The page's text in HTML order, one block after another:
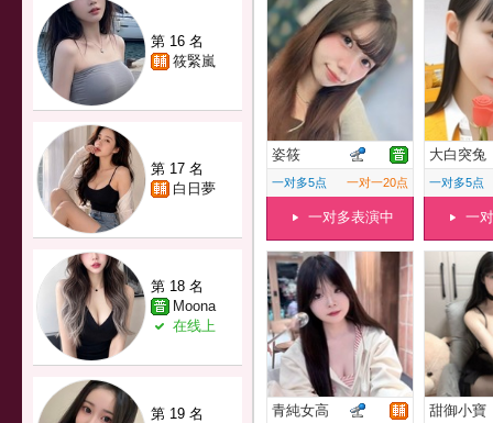
第 16 名
筱緊嵐
第 17 名
白日夢
第 18 名
Moona
在线上
第 19 名
姿筱
一对多5点 一对一20点
一对多表演中
大白突兔
一对多5点
一
青純女高 甜御小寶